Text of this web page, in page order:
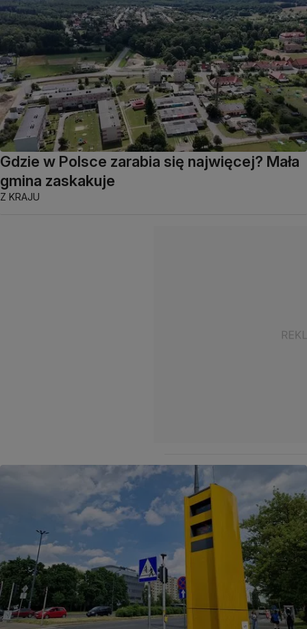
Gdzie w Polsce zarabia się najwięcej? Mała
gmina zaskakuje
Z KRAJU